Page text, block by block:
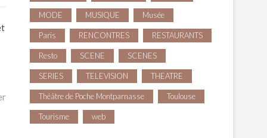
MODE MUSIQUE Musée
Paris RENCONTRES RESTAURANTS
Resto SCENE SCENES
SERIES TELEVISION THEATRE
Théâtre de Poche Montparnasse Toulouse
Tourisme web